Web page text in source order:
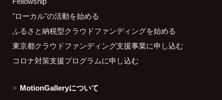
"ローカル"の活動を始める
ふるさと納税型クラウドファンディングを始める
東京都クラウドファンディング支援事業に申し込む
コロナ対策支援プログラムに申し込む
MotionGalleryについて